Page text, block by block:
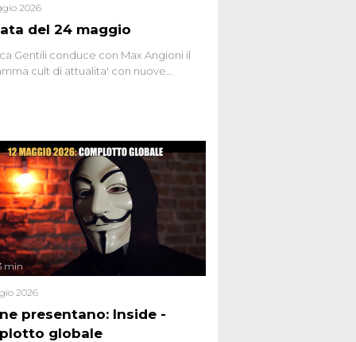
del 24 maggio
2026
Gentili conduce con Max Angioni il
cult di attualita' con nuove
presentano: Inside -
globale
min
2026